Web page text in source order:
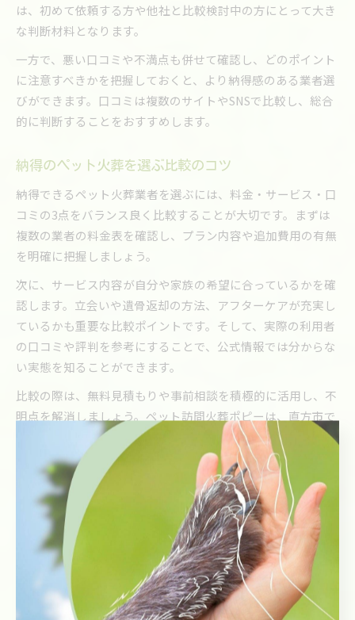
は、初めて依頼する方や他社と比較検討中の方にとって大き
な判断材料となります。
一方で、悪い口コミや不満点も併せて確認し、どのポイント
に注意すべきかを把握しておくと、より納得感のある業者選
びができます。口コミは複数のサイトやSNSで比較し、総合
的に判断することをおすすめします。
納得のペット火葬を選ぶ比較のコツ
納得できるペット火葬業者を選ぶには、料金・サービス・口
コミの3点をバランス良く比較することが大切です。まずは
複数の業者の料金表を確認し、プラン内容や追加費用の有無
を明確に把握しましょう。
次に、サービス内容が自分や家族の希望に合っているかを確
認します。立会いや遺骨返却の方法、アフターケアが充実し
ているかも重要な比較ポイントです。そして、実際の利用者
の口コミや評判を参考にすることで、公式情報では分からな
い実態を知ることができます。
比較の際は、無料見積もりや事前相談を積極的に活用し、不
明点を解消しましょう。ペット訪問火葬ポピーは、直方市で
も出張・持ち込み両方に対応しており、柔軟なサービスと納
得の料金設定が高く評価されています。焦らずじっくり比較
し、ご家族にとって最良の選択をしてください。
丁寧な火葬を希望するなら知りた
い直方市の相場